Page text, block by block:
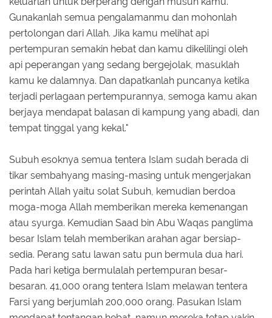
Gunakanlah semua pengalamanmu dan mohonlah
pertolongan dari Allah. Jika kamu melihat api
pertempuran semakin hebat dan kamu dikelilingi oleh
api peperangan yang sedang bergejolak, masuklah
kamu ke dalamnya. Dan dapatkanlah puncanya ketika
terjadi perlagaan pertempurannya, semoga kamu akan
berjaya mendapat balasan di kampung yang abadi, dan
tempat tinggal yang kekal."
Subuh esoknya semua tentera Islam sudah berada di
tikar sembahyang masing-masing untuk mengerjakan
perintah Allah yaitu solat Subuh, kemudian berdoa
moga-moga Allah memberikan mereka kemenangan
atau syurga. Kemudian Saad bin Abu Waqas panglima
besar Islam telah memberikan arahan agar bersiap-
sedia. Perang satu lawan satu pun bermula dua hari.
Pada hari ketiga bermulalah pertempuran besar-
besaran. 41,000 orang tentera Islam melawan tentera
Farsi yang berjumlah 200,000 orang. Pasukan Islam